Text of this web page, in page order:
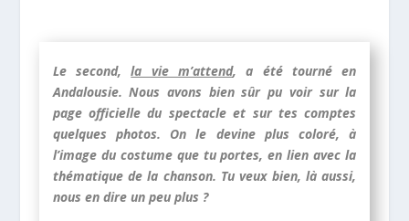
Le second,la vie m’attend, a été tourné en
Andalousie. Nous avons bien sûr pu voir sur la
page officielle du spectacle et sur tes comptes
quelques photos. On le devine plus coloré, à
l’image du costume que tu portes, en lien avec la
thématique de la chanson. Tu veux bien, là aussi,
nous en dire un peu plus ?